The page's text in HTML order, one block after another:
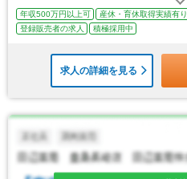
年収500万円以上可 産休・育休取得実績有り
登録販売者の求人
積極採用中
求人の詳細を見る